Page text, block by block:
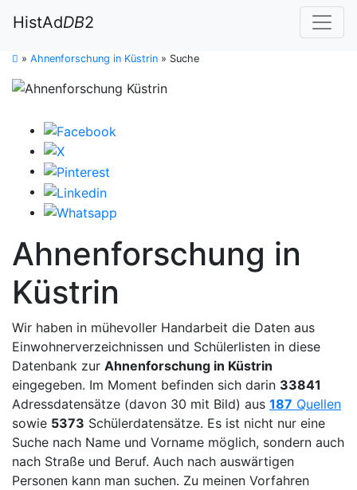
HistAdDB2
» Ahnenforschung in Küstrin » Suche
Ahnenforschung in
Küstrin
Wir haben in mühevoller Handarbeit die Daten aus
Einwohnerverzeichnissen und Schülerlisten in diese
Datenbank zur Ahnenforschung in Küstrin
eingegeben. Im Moment befinden sich darin 33841
Adressdatensätze (davon 30 mit Bild) aus 187 Quellen
sowie 5373 Schülerdatensätze. Es ist nicht nur eine
Suche nach Name und Vorname möglich, sondern auch
nach Straße und Beruf. Auch nach auswärtigen
Personen kann man suchen. Zu meinen Vorfahren